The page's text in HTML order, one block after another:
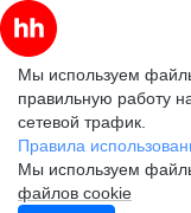
Мы используем
правильную работу
сетевой трафик.
Правила
Мы используем
файлов cookie